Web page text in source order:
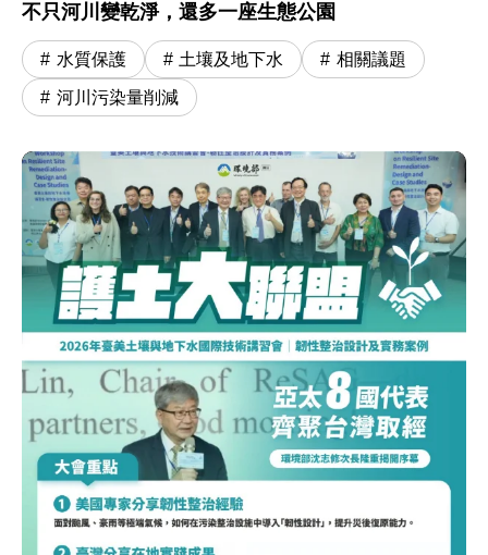
不只河川變乾淨，還多一座生態公園
水質保護 土壤及地下水 相關議題
河川污染量削減